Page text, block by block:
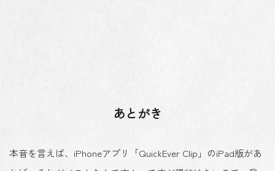
あとがき
本音を言えば、iPhoneアプリ「QuickEver Clip」のiPad版があ